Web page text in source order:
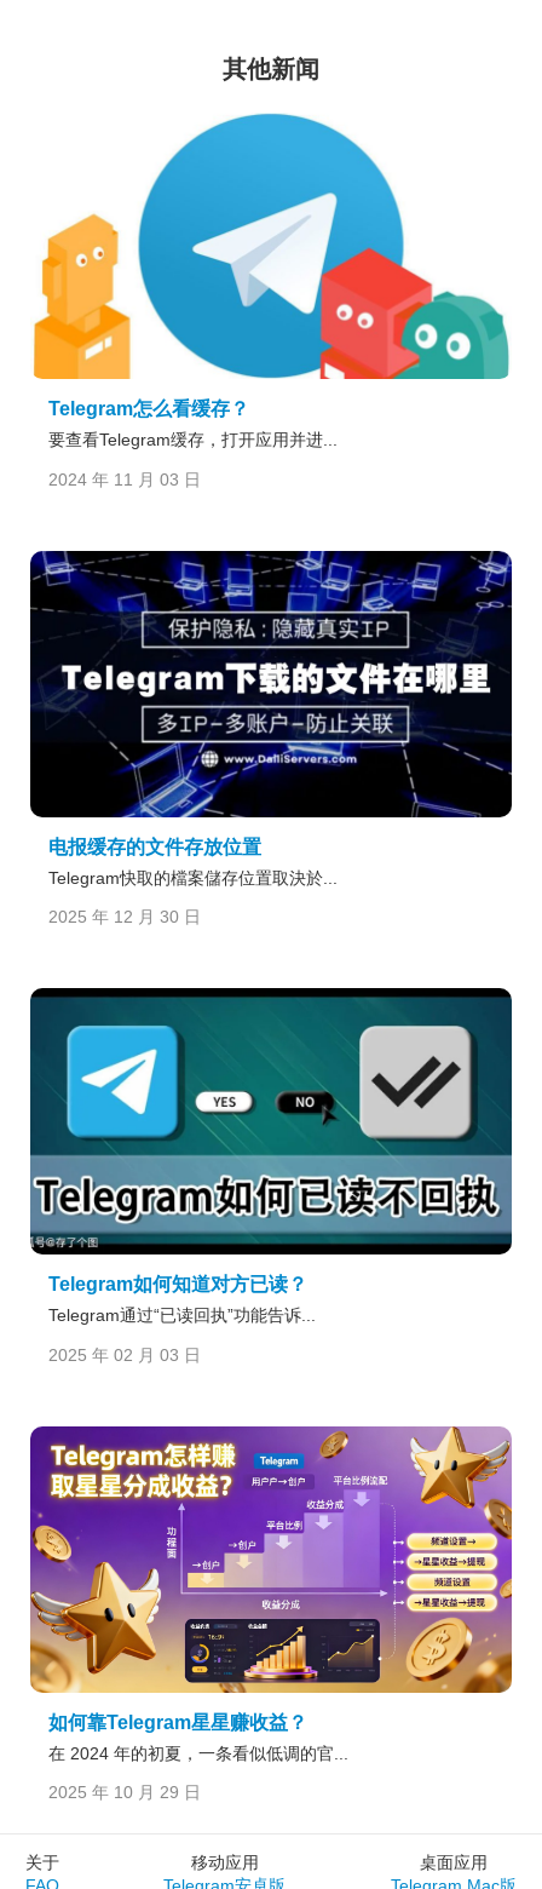
其他新闻
Telegram怎么看缓存？
要查看Telegram缓存，打开应用并进...
2024 年 11 月 03 日
电报缓存的文件存放位置
Telegram快取的檔案儲存位置取決於...
2025 年 12 月 30 日
Telegram如何知道对方已读？
Telegram通过“已读回执”功能告诉...
2025 年 02 月 03 日
如何靠Telegram星星赚收益？
在 2024 年的初夏，一条看似低调的官...
2025 年 10 月 29 日
关于
移动应用
桌面应用